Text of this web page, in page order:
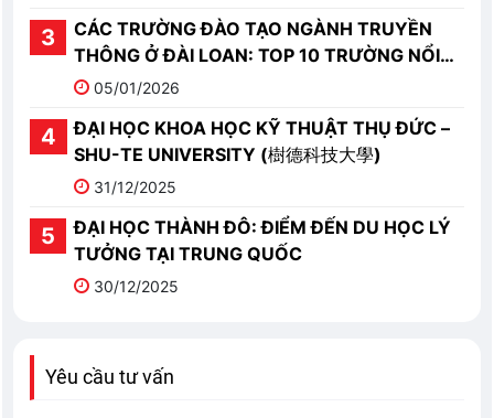
CÁC TRƯỜNG ĐÀO TẠO NGÀNH TRUYỀN
THÔNG Ở ĐÀI LOAN: TOP 10 TRƯỜNG NỔI
BẬT05/01/2026
ĐẠI HỌC KHOA HỌC KỸ THUẬT THỤ ĐỨC –
SHU-TE UNIVERSITY (樹德科技大學)
31/12/2025
ĐẠI HỌC THÀNH ĐÔ: ĐIỂM ĐẾN DU HỌC LÝ
TƯỞNG TẠI TRUNG QUỐC
30/12/2025
Yêu cầu tư vấn